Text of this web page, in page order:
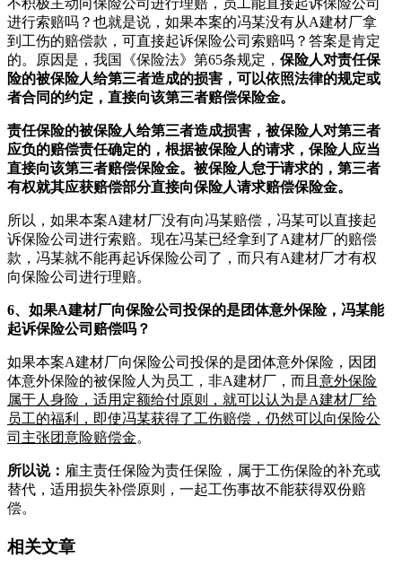
不积极主动向保险公司进行理赔，员工能直接起诉保险公司
进行索赔吗？也就是说，如果本案的冯某没有从A建材厂拿
到工伤的赔偿款，可直接起诉保险公司索赔吗？答案是肯定
的。原因是，我国《保险法》第65条规定， 保险人对责任保
险的被保险人给第三者造成的损害，可以依照法律的规定或
者合同的约定，直接向该第三者赔偿保险金。
责任保险的被保险人给第三者造成损害，被保险人对第三者
应负的赔偿责任确定的，根据被保险人的请求，保险人应当
直接向该第三者赔偿保险金。被保险人怠于请求的，第三者
有权就其应获赔偿部分直接向保险人请求赔偿保险金。
所以，如果本案A建材厂没有向冯某赔偿，冯某可以直接起
诉保险公司进行索赔。现在冯某已经拿到了A建材厂的赔偿
款，冯某就不能再起诉保险公司了，而只有A建材厂才有权
向保险公司进行理赔。
6、如果A建材厂向保险公司投保的是团体意外保险，冯某能
起诉保险公司赔偿吗？
如果本案A建材厂向保险公司投保的是团体意外保险，因团
体意外保险的被保险人为员工，非A建材厂，而且 意外保险
属于人身险，适用定额给付原则，就可以认为是A建材厂给
员工的福利，即使冯某获得了工伤赔偿，仍然可以向保险公
司主张团意险赔偿金。
所以说： 雇主责任保险为责任保险，属于工伤保险的补充或
替代，适用损失补偿原则，一起工伤事故不能获得双份赔
偿。
相关文章